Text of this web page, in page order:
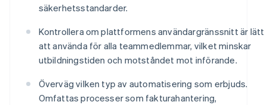
säkerhetsstandarder.
Kontrollera om plattformens användargränssnitt är lätt
att använda för alla teammedlemmar, vilket minskar
utbildningstiden och motståndet mot införande.
Överväg vilken typ av automatisering som erbjuds.
Omfattas processer som fakturahantering,